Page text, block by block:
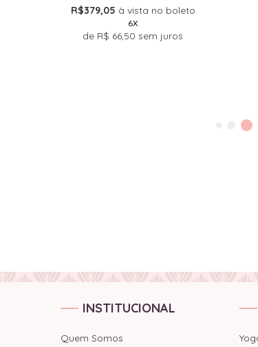
R$379,05 à vista no boleto
6X
de R$ 66,50 sem juros
INSTITUCIONAL
Quem Somos